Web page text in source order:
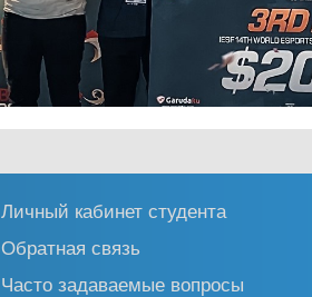
Личный кабинет студента
Обратная связь
Часто задаваемые вопросы